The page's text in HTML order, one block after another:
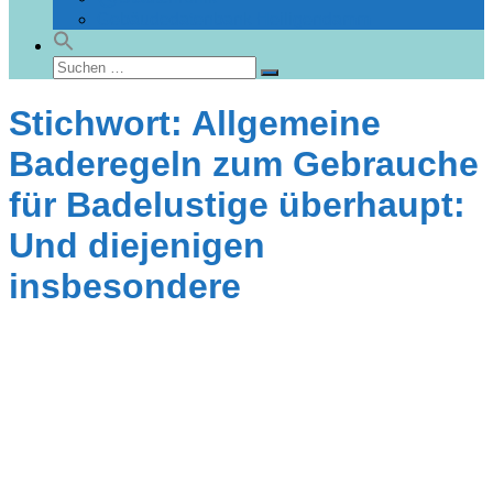
Suchen
nach:
Suchen
Stichwort: Allgemeine
Baderegeln zum Gebrauche
für Badelustige überhaupt:
Und diejenigen
insbesondere